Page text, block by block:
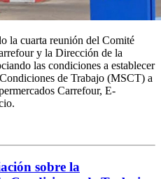
la cuarta reunión del Comité
y la Dirección de la
las condiciones a establecer
de Trabajo (MSCT) a
Carrefour, E-
sobre la